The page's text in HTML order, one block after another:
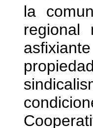
la
regional